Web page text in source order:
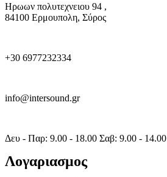
Ηρωων πολυτεχνειου 94 ,
84100 Ερμουπολη, Σύρος
+30 6977232334
info@intersound.gr
Δευ - Παρ: 9.00 - 18.00 Σαβ: 9.00 - 14.00
Λογαριασμος